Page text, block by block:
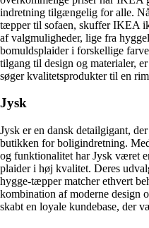
indretning tilgængelig for alle.
tæpper til sofaen, skuffer IKEA
af valgmuligheder, lige fra
bomuldsplaider i forskellige
tilgang til design og materialer,
søger kvalitetsprodukter til en
Jysk
Jysk er en dansk detailgigant,
butikken for boligindretning.
og funktionalitet har Jysk været
plaider i høj kvalitet. Deres
hygge-tæpper matcher ethvert
kombination af moderne design
skabt en loyale kundebase, der